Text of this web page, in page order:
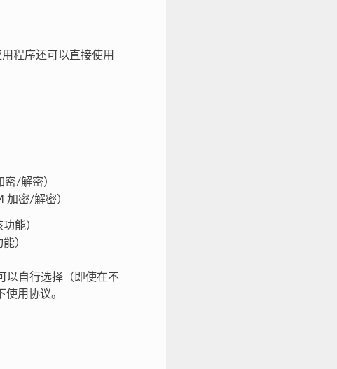
程序还可以直接使用
密/解密）
加密/解密）
能）
）
以自行选择（即使在不
用协议。